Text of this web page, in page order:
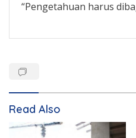
“Pengetahuan harus
Read Also